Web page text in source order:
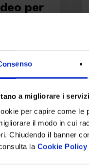
a migliorare i
per capire come le
il modo in cui
Chiudendo il banner
la Cookie Policy
per